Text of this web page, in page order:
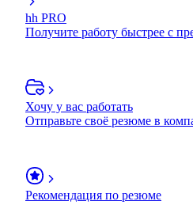
hh PRO
Получите работу быстрее с
Хочу у вас работать
Отправьте своё резюме в
Рекомендация по резюме